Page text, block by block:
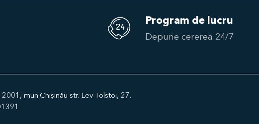
Program de lucru
Depune cererea 24/7
mun.Chișinău str. Lev Tolstoi, 27.